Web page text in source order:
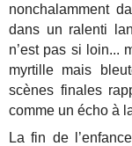
nonchalamment
dans un ralenti
n’est pas si loin...
myrtille mais
scènes finales
comme un écho à
La fin de